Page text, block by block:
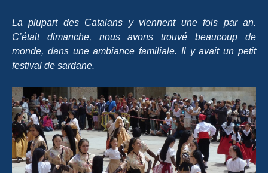
La plupart des Catalans y viennent une fois par an.
C’était dimanche, nous avons trouvé beaucoup de
monde, dans une ambiance familiale. Il y avait un petit
festival de sardane.